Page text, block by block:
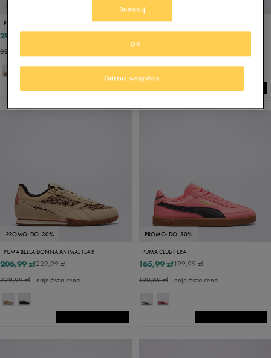
PUMA BELLA DONNA ANIMAL FLAIR
229,99 zł
206,99 zł
229,99 zł
PUMA R78 WIND NYLON
229,99 zł
190,89 zł
PROMO: DO -30%
PUMA BELLA DONNA ANIMAL FLAIR
229,99 zł
206,99 zł
229,99 zł- najniższa cena
PROMO: DO -30%
PUMA CLUB II ERA
199,99 zł
165,99 zł
190,89 zł- najniższa cena
Dostosuj
Odrzuć wszystkie
OK